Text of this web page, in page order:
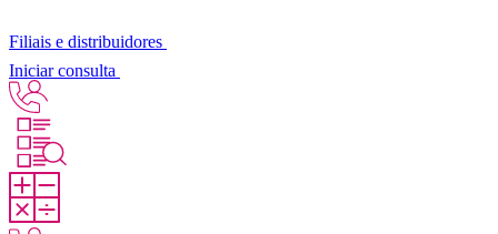
Filiais e distribuidores
Iniciar consulta